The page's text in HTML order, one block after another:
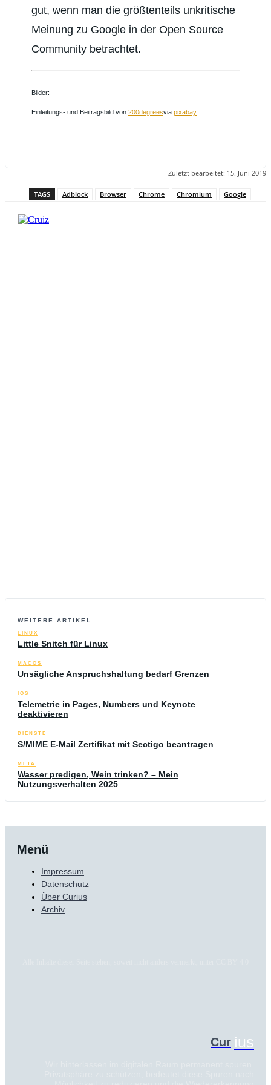
gut, wenn man die größtenteils unkritische
Meinung zu Google in der Open Source
Community betrachtet.
Bilder:
Einleitungs- und Beitragsbild von 200degreesvia pixabay
Zuletzt bearbeitet: 15. Juni 2019
TAGS Adblock Browser Chrome Chromium Google
WEITERE ARTIKEL
LINUX
Little Snitch für Linux
MACOS
Unsägliche Anspruchshaltung bedarf Grenzen
IOS
Telemetrie in Pages, Numbers und Keynote
deaktivieren
DIENSTE
S/MIME E-Mail Zertifikat mit Sectigo beantragen
META
Wasser predigen, Wein trinken? – Mein
Nutzungsverhalten 2025
Menü
Impressum
Datenschutz
Über Curius
Archiv
Cur ius